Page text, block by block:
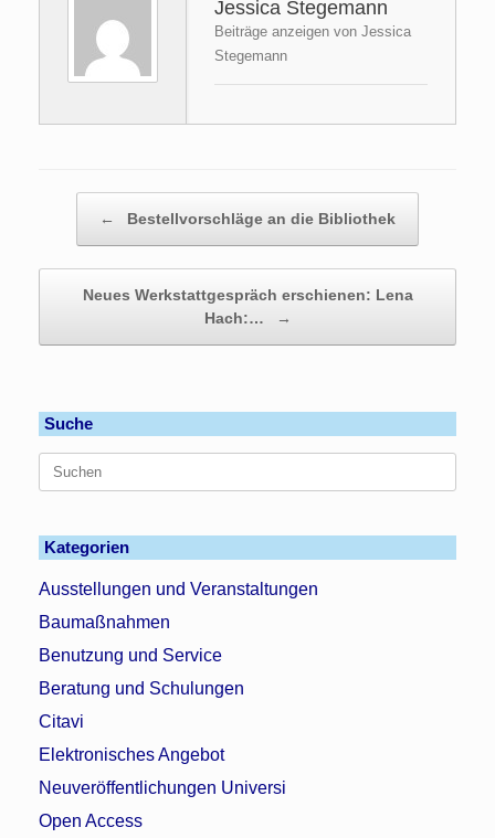
Jessica Stegemann
Beiträge anzeigen von Jessica
Stegemann
← Bestellvorschläge an die Bibliothek
Neues Werkstattgespräch erschienen: Lena
Hach:…
→
Suche
Suchen
Kategorien
Ausstellungen und Veranstaltungen
Baumaßnahmen
Benutzung und Service
Beratung und Schulungen
Citavi
Elektronisches Angebot
Neuveröffentlichungen Universi
Open Access